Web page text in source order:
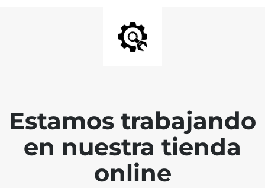
Estamos trabajando
en nuestra tienda
online